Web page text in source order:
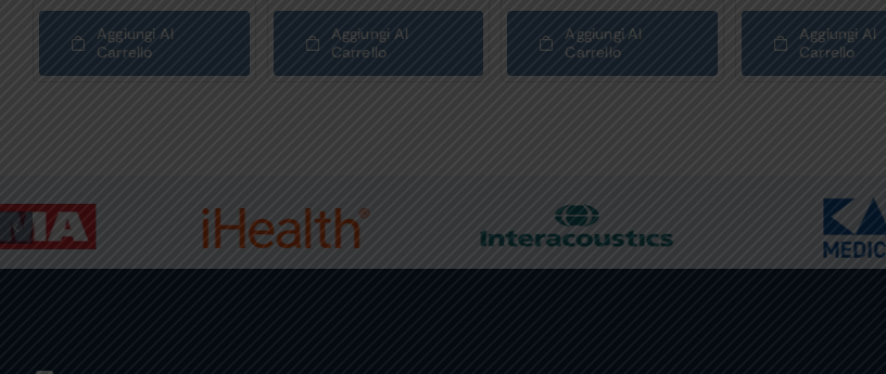
Aggiungi Al
Carrello
Aggiungi Al
Carrello
Aggiungi Al
Carrello
Aggiungi Al
Carrello